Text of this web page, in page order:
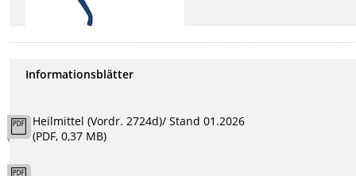
Informationsblätter
Heilmittel (Vordr. 2724d)/ Stand 01.2026
(PDF, 0,37 MB)